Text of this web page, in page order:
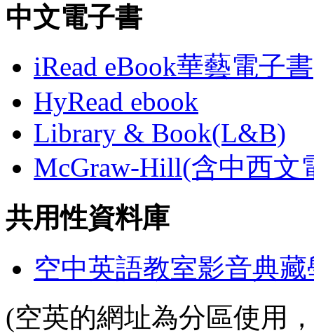
中文電子書
iRead eBook華藝電子書
HyRead ebook
Library & Book(L&B)
McGraw-Hill(含中西文
共用性資料庫
空中英語教室影音典
(空英的網址為分區使用